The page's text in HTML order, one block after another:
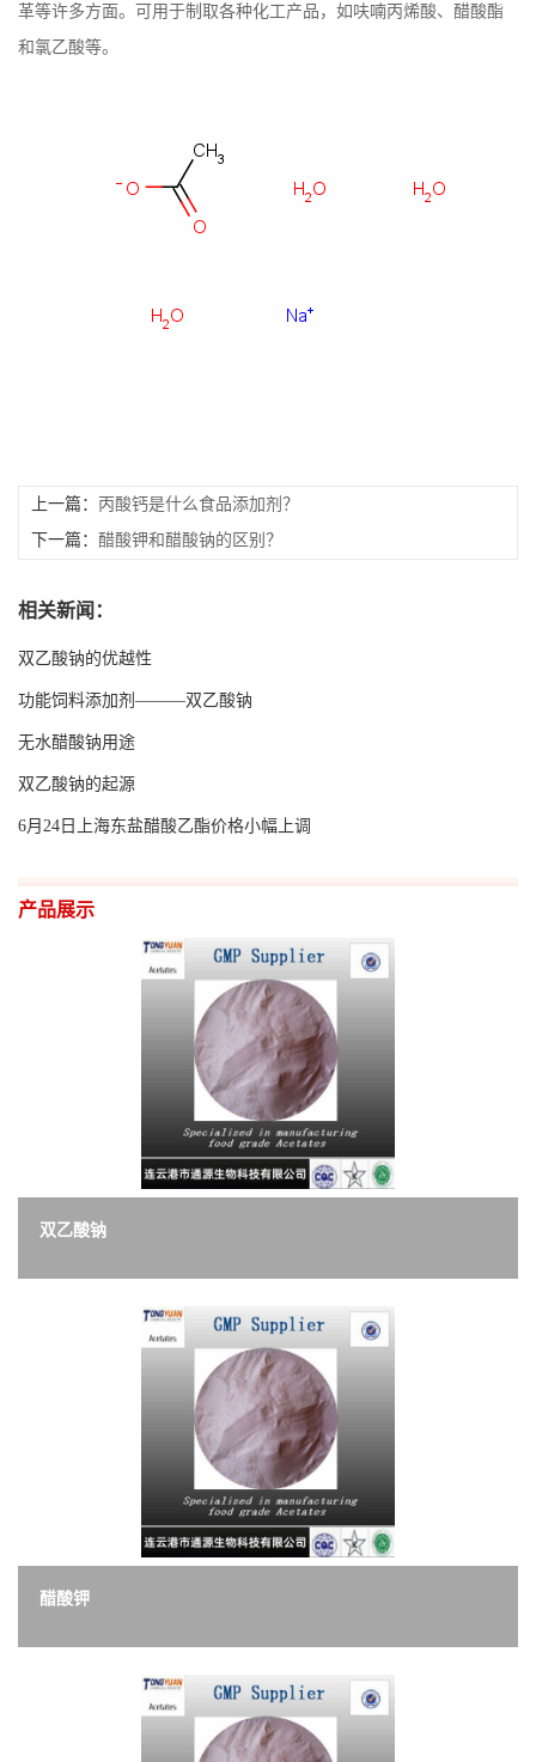
展
在
留
言
革等许多方面。可用于制取各种化工产品，如呋喃丙烯酸、醋酸酯
和氯乙酸等。
上一篇： 丙酸钙是什么食品添加剂？
下一篇： 醋酸钾和醋酸钠的区别？
相关新闻：
双乙酸钠的优越性
功能饲料添加剂———双乙酸钠
无水醋酸钠用途
双乙酸钠的起源
6月24日上海东盐醋酸乙酯价格小幅上调
产品展示
双乙酸钠
醋酸钾